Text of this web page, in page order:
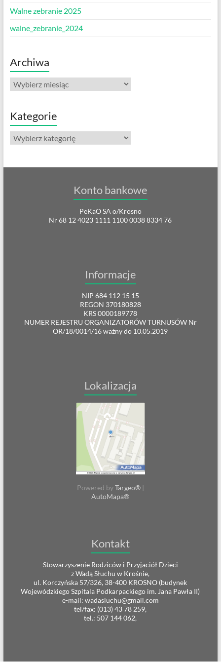
Walne zebranie 2025
walne_zebranie_2024
Archiwa
Archiwa
Kategorie
Kategorie
Konto bankowe
PeKaO SA o/Krosno
Nr 68 12 4023 1111 1100 0038 8334 76
Informacje
NIP 684 112 15 15
REGON 370180828
KRS 0000189778
NUMER REJESTRU ORGANIZATORÓW TURNUSÓW Nr
OR/18/0014/16 ważny do 10.05.2019
Lokalizacja
Powered byTargeo®|
AutoMapa®
Kontakt
Stowarzyszenie Rodziców i Przyjaciół Dzieci
z Wadą Słuchu w Krośnie,
ul. Korczyńska 57/326, 38-400 KROSNO (budynek
Wojewódzkiego Szpitala Podkarpackiego im. Jana Pawła II)
e-mail: wadasluchu@gmail.com
tel/fax: (013) 43 78 259,
tel.: 507 144 062,